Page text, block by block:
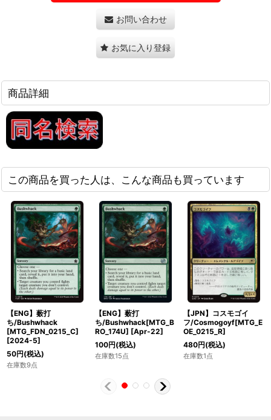
お問い合わせ
お気に入り登録
商品詳細
この商品を買った人は、こんな商品も買っています
【ENG】薮打
ち/Bushwhack
[MTG_FDN_0215_C]
[2024-5]
50円(税込)
在庫数9点
【ENG】薮打
ち/Bushwhack[MTG_B
RO_174U] [Apr-22]
100円(税込)
在庫数15点
【JPN】コスモゴイ
フ/Cosmogoyf[MTG_E
OE_0215_R]
480円(税込)
在庫数1点